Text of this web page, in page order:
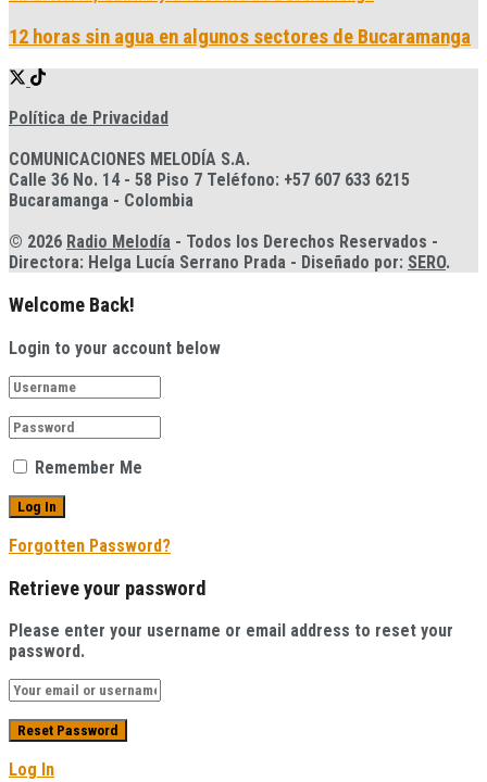
12 horas sin agua en algunos sectores de Bucaramanga
Política de Privacidad
COMUNICACIONES MELODÍA S.A.
Calle 36 No. 14 - 58 Piso 7 Teléfono: +57 607 633 6215
Bucaramanga - Colombia
© 2026 Radio Melodía - Todos los Derechos Reservados -
Directora: Helga Lucía Serrano Prada - Diseñado por: SERO.
Welcome Back!
Login to your account below
Remember Me
Forgotten Password?
Retrieve your password
Please enter your username or email address to reset your
password.
Log In